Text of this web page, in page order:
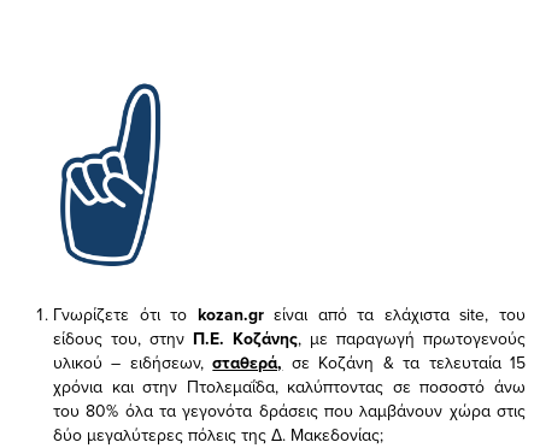
Γνωρίζετε ότι το kozan.gr είναι από τα ελάχισταsite, του
είδους του, στην Π.Ε. Κοζάνης, με παραγωγή πρωτογενούς
υλικού – ειδήσεων,σταθερά, σε Κοζάνη & τα τελευταία 15
χρόνια και στην Πτολεμαΐδα, καλύπτοντας σε ποσοστό άνω
του 80% όλα τα γεγονότα δράσεις που λαμβάνουν χώρα στις
δύο μεγαλύτερες πόλεις της Δ. Μακεδονίας;